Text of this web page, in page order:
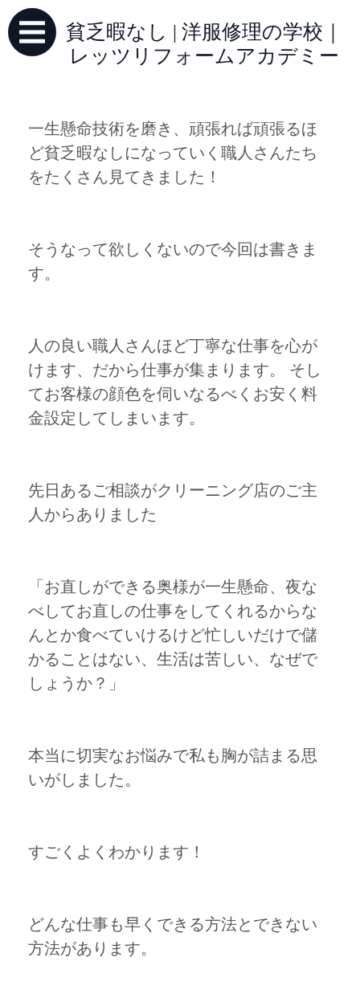
貧乏暇なし | 洋服修理の学校｜
レッツリフォームアカデミー
一生懸命技術を磨き、頑張れば頑張るほ
ど貧乏暇なしになっていく職人さんたち
をたくさん見てきました！
そうなって欲しくないので今回は書きま
す。
人の良い職人さんほど丁寧な仕事を心が
けます、だから仕事が集まります。 そし
てお客様の顔色を伺いなるべくお安く料
金設定してしまいます。
先日あるご相談がクリーニング店のご主
人からありました
「お直しができる奥様が一生懸命、夜な
べしてお直しの仕事をしてくれるからな
んとか食べていけるけど忙しいだけで儲
かることはない、生活は苦しい、なぜで
しょうか？」
本当に切実なお悩みで私も胸が詰まる思
いがしました。
すごくよくわかります！
どんな仕事も早くできる方法とできない
方法があります。